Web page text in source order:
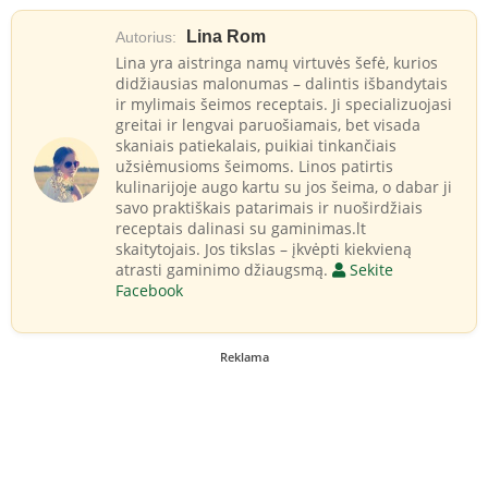
Autorius: Lina Rom
Lina yra aistringa namų virtuvės šefė, kurios
didžiausias malonumas – dalintis išbandytais
ir mylimais šeimos receptais. Ji specializuojasi
greitai ir lengvai paruošiamais, bet visada
skaniais patiekalais, puikiai tinkančiais
užsiėmusioms šeimoms. Linos patirtis
kulinarijoje augo kartu su jos šeima, o dabar ji
savo praktiškais patarimais ir nuoširdžiais
receptais dalinasi su gaminimas.lt
skaitytojais. Jos tikslas – įkvėpti kiekvieną
atrasti gaminimo džiaugsmą.
Sekite
Facebook
Reklama